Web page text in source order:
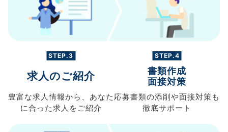
STEP.3
求人のご紹介
豊富な求人情報から、 あなた
に合った求人を ご紹介
STEP.4
書類作成
面接対策
応募書類の添削や面接対策も
徹底サポート